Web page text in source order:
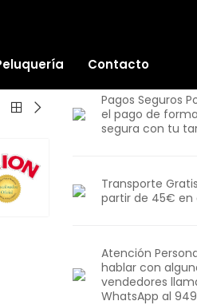
Contacto
Pagos Seguros
el pago de
segura con tu
Transporte
partir de 45€ en
Atención
hablar con
vendedores
WhatsApp al 949